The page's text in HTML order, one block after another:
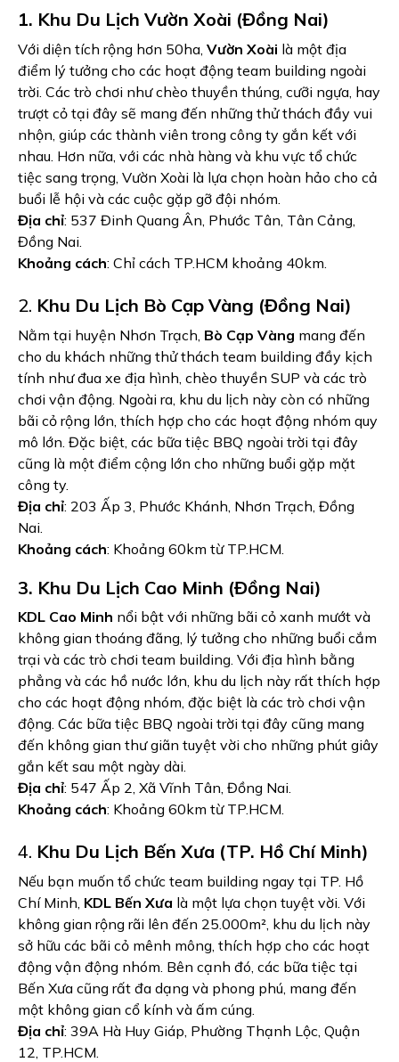
1. Khu Du Lịch Vườn Xoài (Đồng Nai)
Với diện tích rộng hơn 50ha, Vườn Xoài là một địa
điểm lý tưởng cho các hoạt động team building ngoài
trời. Các trò chơi như chèo thuyền thúng, cưỡi ngựa, hay
trượt cỏ tại đây sẽ mang đến những thử thách đầy vui
nhộn, giúp các thành viên trong công ty gắn kết với
nhau. Hơn nữa, với các nhà hàng và khu vực tổ chức
tiệc sang trọng, Vườn Xoài là lựa chọn hoàn hảo cho cả
buổi lễ hội và các cuộc gặp gỡ đội nhóm.
Địa chỉ: 537 Đinh Quang Ân, Phước Tân, Tân Cảng,
Đồng Nai.
Khoảng cách: Chỉ cách TP.HCM khoảng 40km.
2. Khu Du Lịch Bò Cạp Vàng (Đồng Nai)
Nằm tại huyện Nhơn Trạch, Bò Cạp Vàng mang đến
cho du khách những thử thách team building đầy kịch
tính như đua xe địa hình, chèo thuyền SUP và các trò
chơi vận động. Ngoài ra, khu du lịch này còn có những
bãi cỏ rộng lớn, thích hợp cho các hoạt động nhóm quy
mô lớn. Đặc biệt, các bữa tiệc BBQ ngoài trời tại đây
cũng là một điểm cộng lớn cho những buổi gặp mặt
công ty.
Địa chỉ: 203 Ấp 3, Phước Khánh, Nhơn Trạch, Đồng
Nai.
Khoảng cách: Khoảng 60km từ TP.HCM.
3. Khu Du Lịch Cao Minh (Đồng Nai)
KDL Cao Minh nổi bật với những bãi cỏ xanh mướt và
không gian thoáng đãng, lý tưởng cho những buổi cắm
trại và các trò chơi team building. Với địa hình bằng
phẳng và các hồ nước lớn, khu du lịch này rất thích hợp
cho các hoạt động nhóm, đặc biệt là các trò chơi vận
động. Các bữa tiệc BBQ ngoài trời tại đây cũng mang
đến không gian thư giãn tuyệt vời cho những phút giây
gắn kết sau một ngày dài.
Địa chỉ: 547 Ấp 2, Xã Vĩnh Tân, Đồng Nai.
Khoảng cách: Khoảng 60km từ TP.HCM.
4. Khu Du Lịch Bến Xưa (TP. Hồ Chí Minh)
Nếu bạn muốn tổ chức team building ngay tại TP. Hồ
Chí Minh, KDL Bến Xưa là một lựa chọn tuyệt vời. Với
không gian rộng rãi lên đến 25.000m², khu du lịch này
sở hữu các bãi cỏ mênh mông, thích hợp cho các hoạt
động vận động nhóm. Bên cạnh đó, các bữa tiệc tại
Bến Xưa cũng rất đa dạng và phong phú, mang đến
một không gian cổ kính và ấm cúng.
Địa chỉ: 39A Hà Huy Giáp, Phường Thạnh Lộc, Quận
12, TP.HCM.